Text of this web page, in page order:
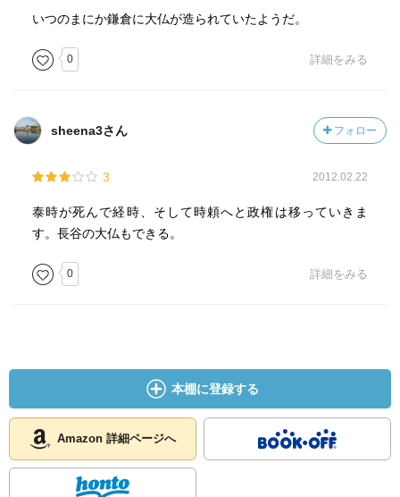
いつのまにか鎌倉に大仏が造られていたようだ。
0 詳細をみる
sheena3さん フォロー
3 2012.02.22
泰時が死んで経時、そして時頼へと政権は移っていきま
す。長谷の大仏もできる。
0 詳細をみる
本棚に登録する
Amazon 詳細ページへ